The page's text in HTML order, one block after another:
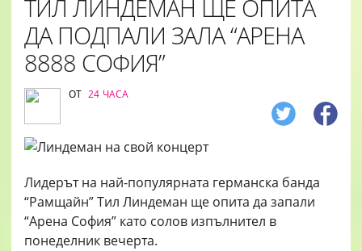
ТИЛ ЛИНДЕМАН ЩЕ ОПИТА
ДА ПОДПАЛИ ЗАЛА “АРЕНА
8888 СОФИЯ”
ОТ 24 ЧАСА
Лидерът на най-популярната германска банда
“Рамщайн” Тил Линдеман ще опита да запали
“Арена София” като солов изпълнител в
понеделник вечерта.